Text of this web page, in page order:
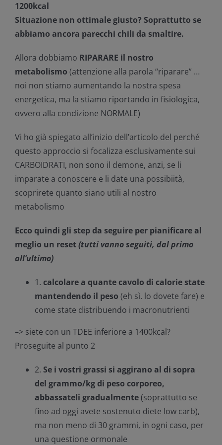
1200kcal
Situazione non ottimale giusto? Soprattutto se
abbiamo ancora parecchi chili da smaltire.
Allora dobbiamo RIPARARE il nostro
metabolismo (attenzione alla parola “riparare” …
noi non stiamo aumentando la nostra spesa
energetica, ma la stiamo riportando in fisiologica,
ovvero alla condizione NORMALE)
Vi ho già spiegato all’inizio dell’articolo del perché
questo approccio si focalizza esclusivamente sui
CARBOIDRATI, non sono il demone, anzi, se li
imparate a conoscere e li date una possibiità,
scoprirete quanto siano utili al nostro
metabolismo
Ecco quindi gli step da seguire per pianificare al
meglio un reset(tutti vanno seguiti, dal primo
all’ultimo)
1. calcolare a quante cavolo di calorie state
mantendendo il peso (eh sì. lo dovete fare) e
come state distribuendo i macronutrienti
–> siete con un TDEE inferiore a 1400kcal?
Proseguite al punto 2
2. Se i vostri grassi si aggirano al di sopra
del grammo/kg di peso corporeo,
abbassateli gradualmente(soprattutto se
fino ad oggi avete sostenuto diete low carb),
ma non meno di 30 grammi, in ogni caso, per
una questione ormonale